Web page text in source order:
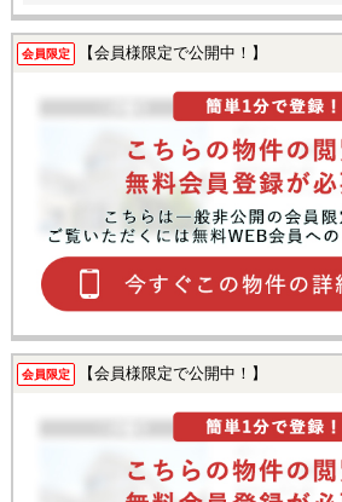
会員限定 【会員様限定で公開中！】
会員限定 【会員様限定で公開中！】